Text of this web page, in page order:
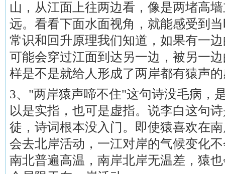
山，从江面上往两边看，像是两堵高
远。看看下面水面视角，就能感受到
常识和回升原理我们知道，如果有一
可能会穿过江面到达另一边，被另一
样是不是就给人形成了两岸都有猿声
3、"两岸猿声啼不住"这句诗没毛病，
以是实指，也可是虚指。说李白这句
徒，诗词根本没入门。即使猿喜欢在
会去北岸活动，一江对岸的气候变化
南北普遍高温，南岸北岸无温差，猿